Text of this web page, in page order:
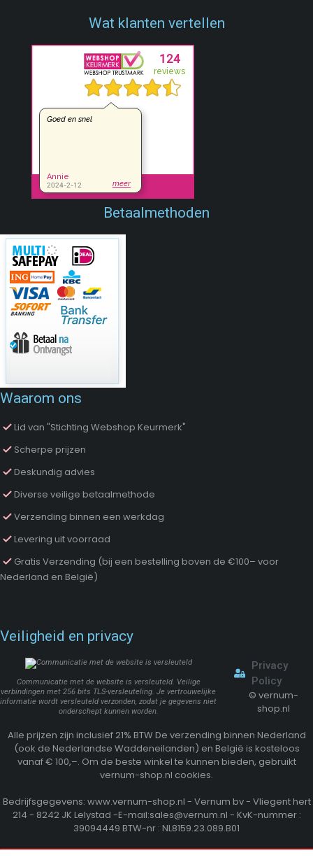
Wat klanten vertellen
Betaalmethoden
Waarom ons
Lid van "Stichting Webshop Keurmerk"
Scherpe prijzen
Deskundig advies
Diverse veilige betaalmethode
Verzending binnen een werkdag
Levering uit voorraad
Gratis Verzending (bij een bestelling boven de €100– voor
Nederland en België)
Veiligheid en privacy
Communicatie met de website is versleuteld. Veilige
verbindingen met 256 bits TLS-versleuteling. Je vertrouwelijke
informatie wordt versleuteld verzonden, zodat je gegevens niet
onderschept kunnen worden.
Privacy
Policy
© vernum-
shop.nl
Alle prijzen zijn inclusief 21% BTW De verzending binnen Nederland
(ook de Nederlandse Waddeneilanden) en België is kosteloos
vanaf € 100,–. Om de beste winkel te kunnen bieden, gebruikt
vernum-shop.nl cookies.
Bedrijfsgegevens: www.vernum-shop.nl - Vernum bv - Vliegent hert
214 - 8242 JK Lelystad -E-mail:sales@vernum.nl - KvK-nummer :
39094449 BTW-nr : NL8159.23.089.B01